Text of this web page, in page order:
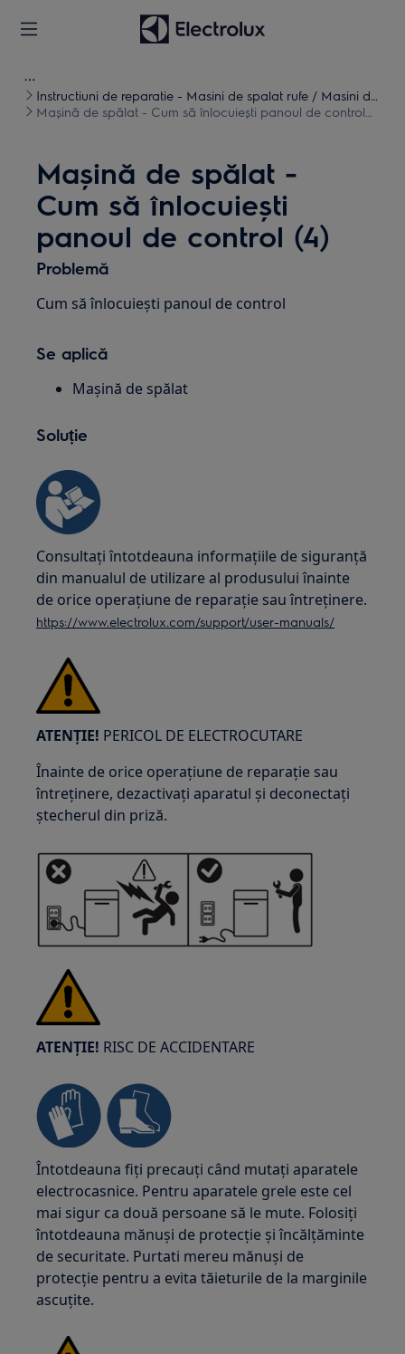
Instructiuni de reparatie - Masini de spalat rufe / Masini de
spalat uscate
Mașină de spălat - Cum să înlocuiești panoul de control
Mașină de spălat -
Cum să înlocuiești
panoul de control (4)
Problemă
Cum să înlocuiești panoul de control
Se aplică
Mașină de spălat
Soluție
Consultați întotdeauna informațiile de siguranță
din manualul de utilizare al produsului înainte
de orice operațiune de reparație sau întreținere.
https://www.electrolux.com/support/user-manuals/
ATENȚIE! PERICOL DE ELECTROCUTARE
Înainte de orice operațiune de reparație sau
întreținere, dezactivați aparatul și deconectați
ștecherul din priză.
ATENȚIE! RISC DE ACCIDENTARE
Întotdeauna fiți precauți când mutați aparatele
electrocasnice. Pentru aparatele grele este cel
mai sigur ca două persoane să le mute. Folosiți
întotdeauna mănuși de protecție și încălțăminte
de securitate. Purtati mereu mănuși de
protecție pentru a evita tăieturile de la marginile
ascuțite.